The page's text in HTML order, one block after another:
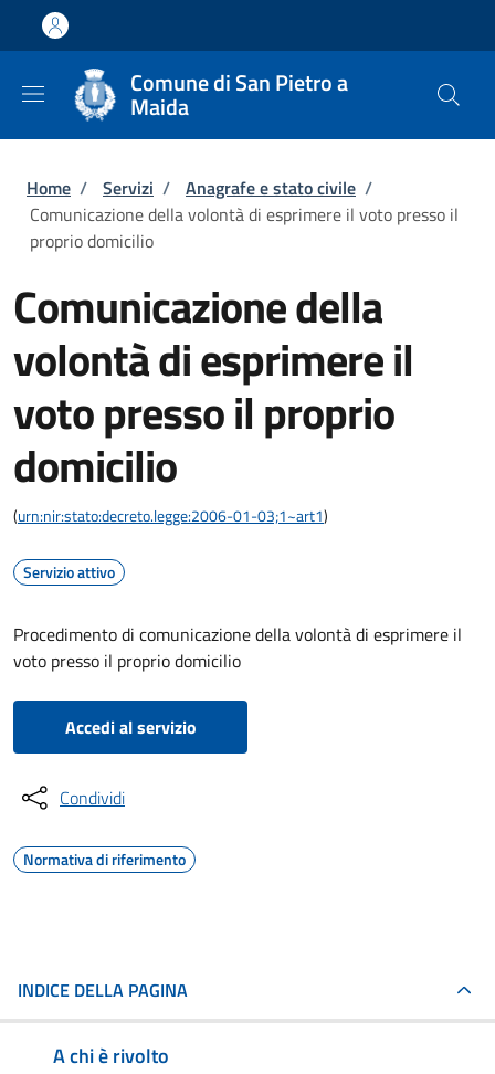
Salta al contenuto principale
Skip to footer content
Comune di San Pietro a
Maida
Briciole di pane
Home / Servizi / Anagrafe e stato civile /
Comunicazione della volontà di esprimere il voto presso il
proprio domicilio
Comunicazione della
volontà di esprimere il
voto presso il proprio
domicilio
(urn:nir:stato:decreto.legge:2006-01-03;1~art1)
Servizio attivo
Procedimento di comunicazione della volontà di esprimere il
voto presso il proprio domicilio
Accedi al servizio
Condividi
Normativa di riferimento
INDICE DELLA PAGINA
A chi è rivolto